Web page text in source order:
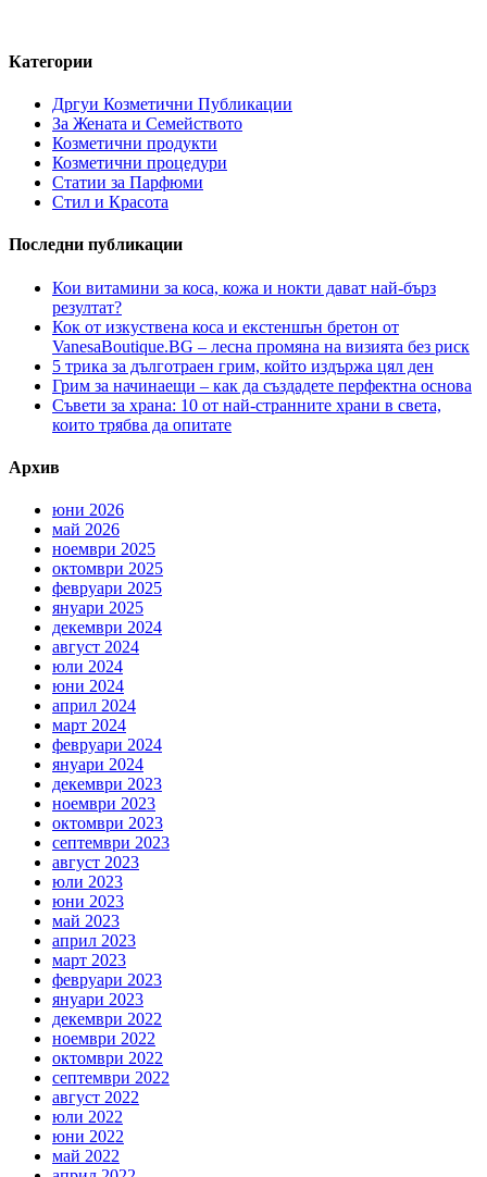
Категории
Дргуи Козметични Публикации
За Жената и Семейството
Козметични продукти
Козметични процедури
Статии за Парфюми
Стил и Красота
Последни публикации
Кои витамини за коса, кожа и нокти дават най-бърз
резултат?
Кок от изкуствена коса и екстеншън бретон от
VanesaBoutique.BG – лесна промяна на визията без риск
5 трика за дълготраен грим, който издържа цял ден
Грим за начинаещи – как да създадете перфектна основа
Съвети за храна: 10 от най-странните храни в света,
които трябва да опитате
Архив
юни 2026
май 2026
ноември 2025
октомври 2025
февруари 2025
януари 2025
декември 2024
август 2024
юли 2024
юни 2024
април 2024
март 2024
февруари 2024
януари 2024
декември 2023
ноември 2023
октомври 2023
септември 2023
август 2023
юли 2023
юни 2023
май 2023
април 2023
март 2023
февруари 2023
януари 2023
декември 2022
ноември 2022
октомври 2022
септември 2022
август 2022
юли 2022
юни 2022
май 2022